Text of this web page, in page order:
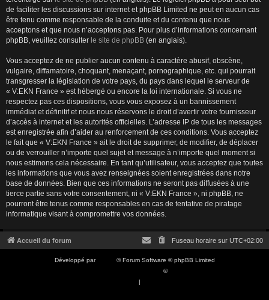
de faciliter les discussions sur internet et phpBB Limited ne peut en aucun cas
être tenu comme responsable de la conduite et du contenu que nous
acceptons et que nous n’acceptons pas. Pour plus d’informations concernant
phpBB, veuillez consulter le site de phpBB (en anglais).
Vous acceptez de ne publier aucun contenu à caractère abusif, obscène,
vulgaire, diffamatoire, choquant, menaçant, pornographique, etc. qui pourrait
transgresser la législation de votre pays, du pays dans lequel le serveur de
« V:EKN France » est hébergé ou encore la loi internationale. Si vous ne
respectez pas ces dispositions, vous vous exposez à un bannissement
immédiat et définitif et nous nous réservons le droit d’avertir votre fournisseur
d’accès à internet et les autorités officielles. L’adresse IP de tous les messages
est enregistrée afin d’aider au renforcement de ces conditions. Vous acceptez
le fait que « V:EKN France » ait le droit de supprimer, de modifier, de déplacer
ou de verrouiller n’importe quel sujet et message à n’importe quel moment si
nous estimons cela nécessaire. En tant qu’utilisateur, vous acceptez que toutes
les informations que vous avez renseignées soient enregistrées dans notre
base de données. Bien que ces informations ne seront pas diffusées à une
tierce partie sans votre consentement, ni « V:EKN France », ni phpBB, ne
pourront être tenus comme responsables en cas de tentative de piratage
informatique visant à compromettre vos données.
Accueil du forum Fuseau horaire sur UTC+02:00
Développé par
® Forum Software © phpBB Limited
©
|